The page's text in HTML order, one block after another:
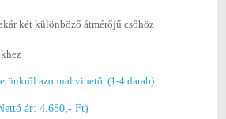
két különböző átmérőjű csőhöz
azonnal vihető. (1-4 darab)
ár: 4.680,- Ft)